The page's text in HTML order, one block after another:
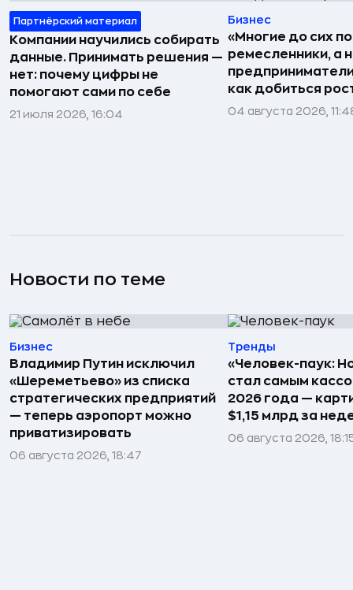
Партнёрский материал
Компании научились собирать
данные. Принимать решения —
нет: почему цифры не
помогают сами по себе
21 июля 2026, 16:04
Бизнес
«Многие до сих
ремесленники, а
как добиться
04 августа 2026,
Новости по теме
Бизнес
Владимир Путин исключил
«Шереметьево» из списка
стратегических предприятий
— теперь аэропорт можно
приватизировать
06 августа 2026, 18:47
Тренды
«Человек-паук:
стал самым
2026 года —
$1,15 млрд за
06 августа 2026,